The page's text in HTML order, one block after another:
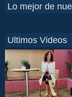
Lo mejor de
Ultimos Videos